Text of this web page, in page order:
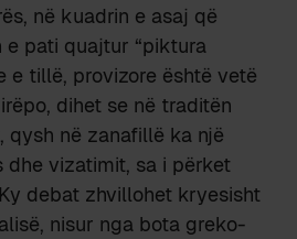
në kuadrin e asaj që
e pati quajtur “piktura
e tillë, provizore është vetë
dihet se në traditën
qysh në zanafillë ka një
dhe vizatimit, sa i përket
debat zhvillohet kryesisht
nisur nga bota greko-